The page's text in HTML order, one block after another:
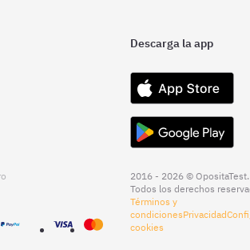
Descarga la app
2016 - 2026 © OpositaTest.
Todos los derechos
Términos y
condicionesPrivacidad
cookies